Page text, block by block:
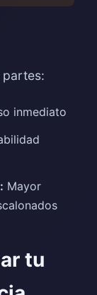
inmediato
Mayor
tu